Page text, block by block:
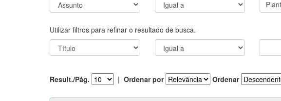
Utilizar filtros para refinar o resultado de busca.
Result./Pág. | Ordenar por Ordenar